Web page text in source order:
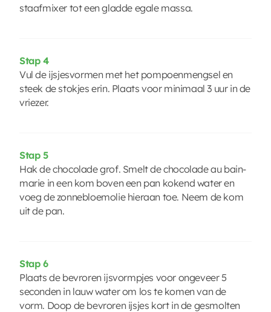
staafmixer tot een gladde egale massa.
Stap 4
Vul de ijsjesvormen met het pompoenmengsel en
steek de stokjes erin. Plaats voor minimaal 3 uur in de
vriezer.
Stap 5
Hak de chocolade grof. Smelt de chocolade au bain-
marie in een kom boven een pan kokend water en
voeg de zonnebloemolie hieraan toe. Neem de kom
uit de pan.
Stap 6
Plaats de bevroren ijsvormpjes voor ongeveer 5
seconden in lauw water om los te komen van de
vorm. Doop de bevroren ijsjes kort in de gesmolten